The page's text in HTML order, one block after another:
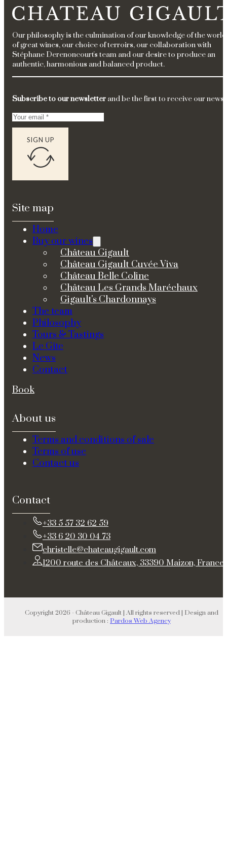
Our philosophy is the culmination of our knowledge of the world
of great wines, our choice of terroirs, our collaboration with
Stéphane Derenoncourt's team and our desire to produce an
authentic, harmonious and balanced product.
Subscribe to our newsletter and be the first to receive our news.
SIGN UP
Site map
Home
Buy our wines
Château Gigault
Château Gigault Cuvée Viva
Château Belle Coline
Château Les Grands Maréchaux
Gigault's Chardonnays
The team
Philosophy
Tours & Tastings
Le Gîte
News
Contact
Book
About us
Terms and conditions of sale
Terms of use
Contact us
Contact
+33 5 57 32 62 59
+33 6 20 30 04 73
christelle@chateaugigault.com
1200 route des Châteaux, 33390 Maizon, France
Copyright 2026 - Château Gigault | All rights reserved | Design and
production : Pardos Web Agency